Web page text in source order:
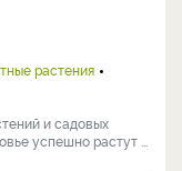
растения
и садовых
успешно растут ...